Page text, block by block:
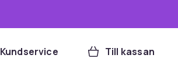
Kundservice Till kassan